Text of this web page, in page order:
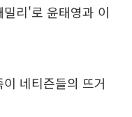
리'로 윤태영과 이
네티즌들의 뜨거